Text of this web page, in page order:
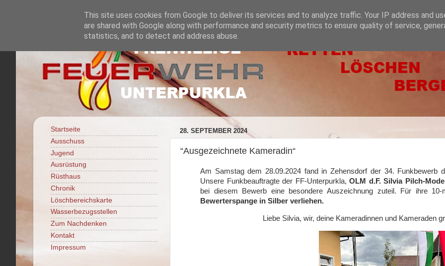
28. SEPTEMBER 2024
“Ausgezeichnete Kameradin“
Am Samstag dem 28.09.2024 fand in Zehensdorf der 34. Funkbewerb
Unsere Funkbeauftragte der FF-Unterpurkla, OLM d.F. Silvia Pilch-
bei diesem Bewerb eine besondere Auszeichnung zuteil. Für ihre
Bewerterspange in Silber verliehen.
Liebe Silvia, wir, deine Kameradinnen und Kameraden
Startseite
Ausschuss
Jugend
Ausrüstung
Rüsthaus
Chronik
Löschbereichskarte
Wasserbezugsstellen
Zum Nachdenken
Kontakt
Impressum
This site uses cookies from Google to deliver its services and to analyze traffic. Your IP address and
are shared with Google along with performance and security metrics to ensure quality of service,
statistics, and to detect and address abuse.